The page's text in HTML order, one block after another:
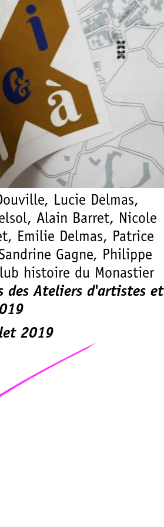
Lucie Delmas,
Alain Barret, Nicole
Emilie Delmas, Patrice
Gagne, Philippe
histoire du Monastier
des Ateliers d'artistes et
2019